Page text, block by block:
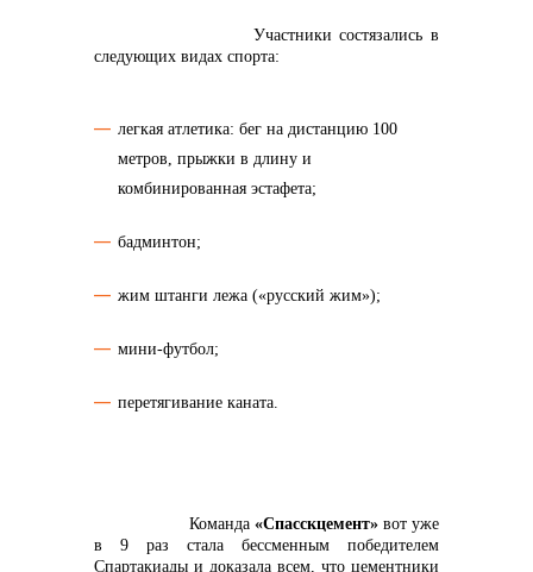
+7 (423) 234 50 50
Участники состязались в
следующих видах спорта:
легкая атлетика: бег на дистанцию 100
метров, прыжки в длину и
комбинированная эстафета;
бадминтон;
жим штанги лежа («русский жим»);
мини-футбол;
перетягивание каната.
Команда «Спасскцемент» вот уже
в 9 раз стала бессменным победителем
Спартакиады и доказала всем, что цементники